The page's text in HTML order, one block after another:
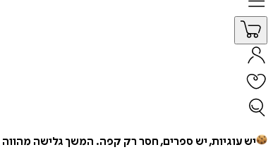
יש עוגיות, יש ספרים, חסר רק קפה. המשך גלישה מהווה